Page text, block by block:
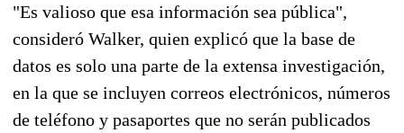
"Es valioso que esa información sea pública",
consideró Walker, quien explicó que la base de
datos es solo una parte de la extensa investigación,
en la que se incluyen correos electrónicos, números
de teléfono y pasaportes que no serán publicados